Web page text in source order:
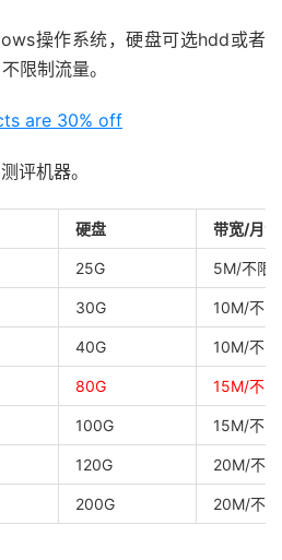
操作系统，硬盘可选hdd或者
限制流量。
are 30% off
评机器。
硬盘 带宽/月
25G 5M/不限
30G 10M/不限
40G 10M/不限
80G 15M/不限
100G 15M/不限
120G 20M/不限
200G 20M/不限